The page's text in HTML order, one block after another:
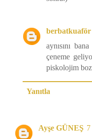
berbatkuaför
aynısını
çeneme
piskolojim
Yanıtla
Ayşe GÜNEŞ